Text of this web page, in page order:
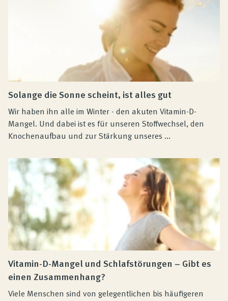
Solange die Sonne scheint, ist alles gut
Wir haben ihn alle im Winter - den akuten Vitamin-D-
Mangel. Und dabei ist es für unseren Stoffwechsel, den
Knochenaufbau und zur Stärkung unseres ...
Vitamin-D-Mangel und Schlafstörungen – Gibt es
einen Zusammenhang?
Viele Menschen sind von gelegentlichen bis häufigeren